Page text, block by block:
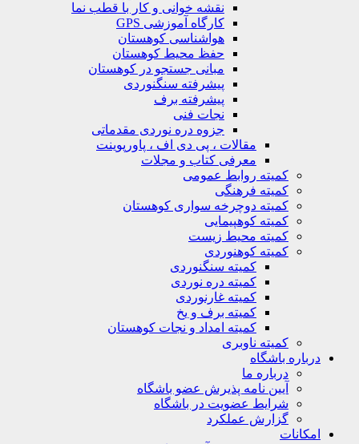
نقشه خوانی و کار با قطب نما
کارگاه آموزشی GPS
هواشناسی کوهستان
حفظ محیط کوهستان
مبانی جستجو در کوهستان
پیشرفته سنگنوردی
پیشرفته برف
نجات فنی
جزوه دره نوردی مقدماتی
مقالات ، پی دی اف ، پاورپوینت
معرفی کتاب و مجلات
کمیته روابط عمومی
کمیته فرهنگی
کمیته دوچرخه سواری کوهستان
کمیته کوهپیمایی
کمیته محیط زیست
کمیته کوهنوردی
کمیته سنگنوردی
کمیته دره نوردی
کمیته غارنوردی
کمیته برف و یخ
کمیته امداد و نجات کوهستان
کمیته ناوبری
باشگاه
درباره ما
آیین نامه پذیرش عضو باشگاه
شرایط عضویت در باشگاه
گزارش عملکرد